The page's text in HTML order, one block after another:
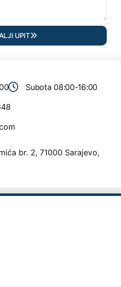
UPIT
Subota 08:00-16:00
br. 2, 71000 Sarajevo,